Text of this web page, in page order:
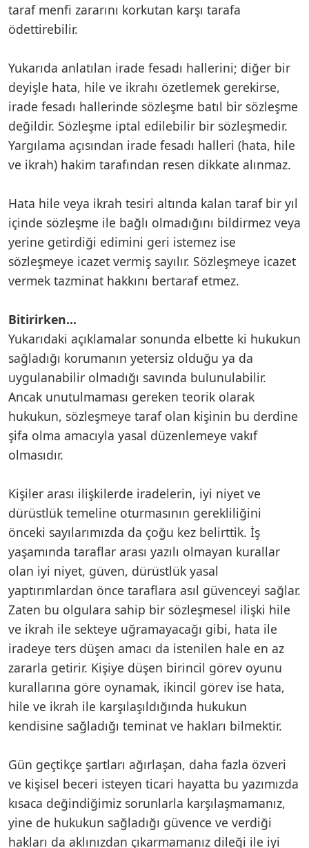
taraf menfi zararını korkutan karşı tarafa
ödettirebilir.
Yukarıda anlatılan irade fesadı hallerini; diğer bir
deyişle hata, hile ve ikrahı özetlemek gerekirse,
irade fesadı hallerinde sözleşme batıl bir sözleşme
değildir. Sözleşme iptal edilebilir bir sözleşmedir.
Yargılama açısından irade fesadı halleri (hata, hile
ve ikrah) hakim tarafından resen dikkate alınmaz.
Hata hile veya ikrah tesiri altında kalan taraf bir yıl
içinde sözleşme ile bağlı olmadığını bildirmez veya
yerine getirdiği edimini geri istemez ise
sözleşmeye icazet vermiş sayılır. Sözleşmeye icazet
vermek tazminat hakkını bertaraf etmez.
Bitirirken…
Yukarıdaki açıklamalar sonunda elbette ki hukukun
sağladığı korumanın yetersiz olduğu ya da
uygulanabilir olmadığı savında bulunulabilir.
Ancak unutulmaması gereken teorik olarak
hukukun, sözleşmeye taraf olan kişinin bu derdine
şifa olma amacıyla yasal düzenlemeye vakıf
olmasıdır.
Kişiler arası ilişkilerde iradelerin, iyi niyet ve
dürüstlük temeline oturmasının gerekliliğini
önceki sayılarımızda da çoğu kez belirttik. İş
yaşamında taraflar arası yazılı olmayan kurallar
olan iyi niyet, güven, dürüstlük yasal
yaptırımlardan önce taraflara asıl güvenceyi sağlar.
Zaten bu olgulara sahip bir sözleşmesel ilişki hile
ve ikrah ile sekteye uğramayacağı gibi, hata ile
iradeye ters düşen amacı da istenilen hale en az
zararla getirir. Kişiye düşen birincil görev oyunu
kurallarına göre oynamak, ikincil görev ise hata,
hile ve ikrah ile karşılaşıldığında hukukun
kendisine sağladığı teminat ve hakları bilmektir.
Gün geçtikçe şartları ağırlaşan, daha fazla özveri
ve kişisel beceri isteyen ticari hayatta bu yazımızda
kısaca değindiğimiz sorunlarla karşılaşmamanız,
yine de hukukun sağladığı güvence ve verdiği
hakları da aklınızdan çıkarmamanız dileği ile iyi